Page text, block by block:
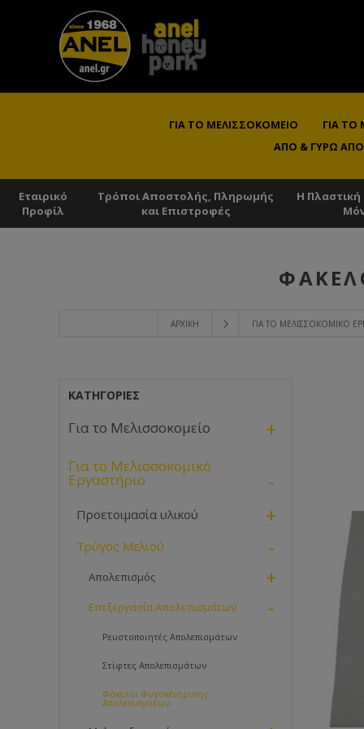
ΓΙΑ ΤΟ ΜΕΛΙΣΣΟΚΟΜΕΊΟ ΓΙΑ ΤΟ
ΑΠΌ & ΓΎΡΩ
Εταιρικό
Προφίλ
Τρόποι Αποστολής, Πληρωμής
και Επιστροφές
Η Πλαστική
ΑΡΧΙΚΉ ΓΙΑ ΤΟ ΜΕΛΙΣΣΟΚΟΜΙΚΌ
ΚΑΤΗΓΟΡΊΕΣ
Για το Μελισσοκομείο +
Για το Μελισσοκομικό
Εργαστήριο -
Προετοιμασία υλικού +
Τρύγος Μελιού -
Απολεπισμός +
Επεξεργασία Απολεπισμάτων -
Ρευστοποιητές Απολεπισμάτων
Στίφτες Απολεπισμάτων
Φάκελοι Φυγοκέντρισης
Απολεπισμάτων